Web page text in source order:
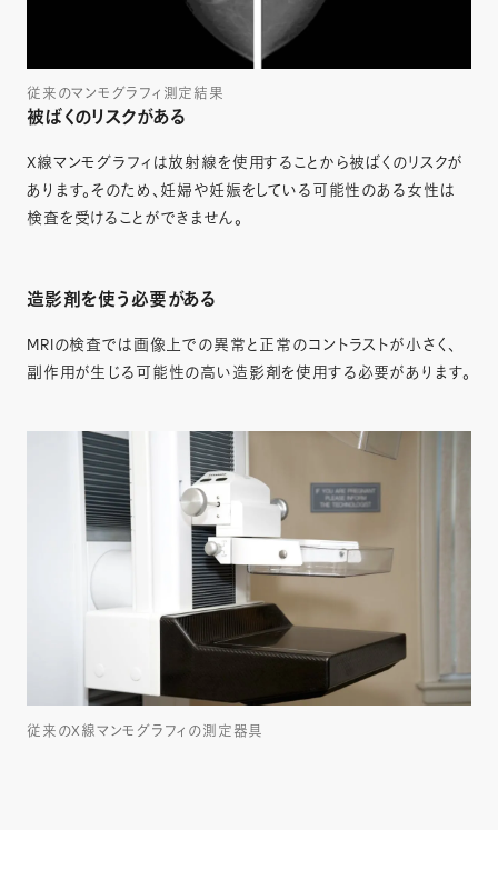
従来のマンモグラフィ測定結果
被ばくのリスクがある
X線マンモグラフィは放射線を使用することから被ばくのリスクが
あります。そのため、妊婦や妊娠をしている可能性のある女性は
検査を受けることができません。
造影剤を使う必要がある
MRIの検査では画像上での異常と正常のコントラストが小さく、
副作用が生じる可能性の高い造影剤を使用する必要があります。
従来のX線マンモグラフィの測定器具